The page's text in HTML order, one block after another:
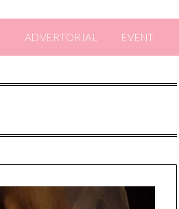
ADVERTORIAL EVENT